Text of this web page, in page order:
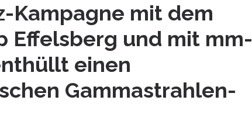
Kampagne mit dem
Effelsberg und mit mm-
einen
Gammastrahlen-